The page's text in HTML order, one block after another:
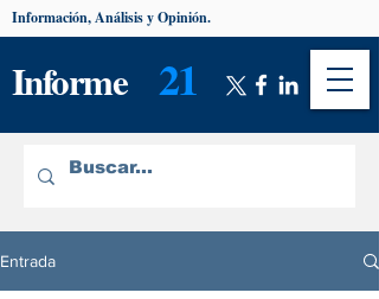
Informe 21
Información, Análisis y Opinión.
Entrada